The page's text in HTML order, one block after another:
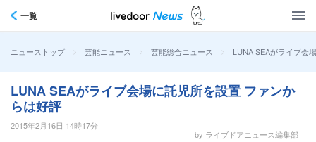
一覧
ニューストップ > 芸能ニュース > 芸能総合ニュース > LUNA SEAがライブ会
LUNA SEAがライブ会場に託児所を設置 ファンか
らは好評
2015年2月16日 14時17分
by ライブドアニュース編集部